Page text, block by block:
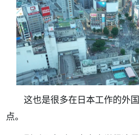
这也是很多在日本工作的外
点。